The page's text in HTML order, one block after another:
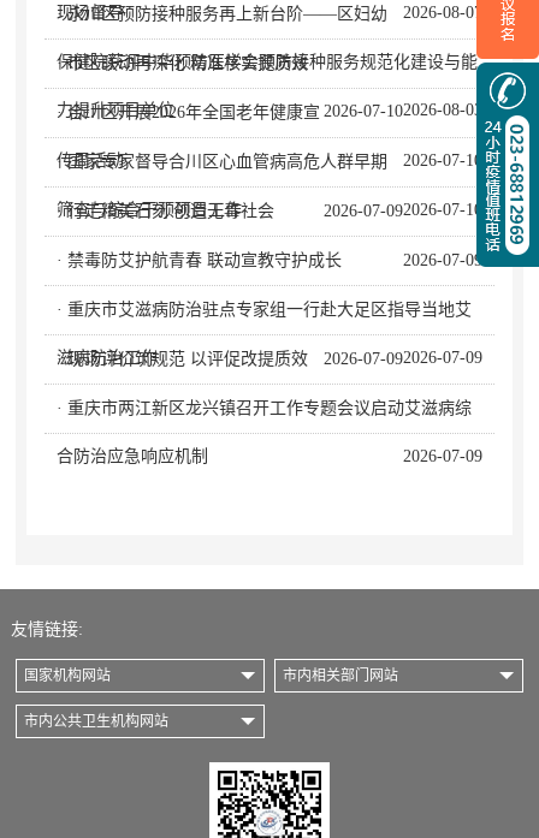
现场督导 2026-08-07
· 永川区预防接种服务再上新台阶——区妇幼
保健院获评中华预防医学会预防接种服务规范化建设与能
力提升项目单位 2026-08-03
· 市区联动再深化 精准核实提质效
2026-07-10
· 合川区开展2026年全国老年健康宣
传周活动 2026-07-10
· 国家专家督导合川区心血管病高危人群早期
筛查与综合干预项目工作 2026-07-10
· 行走精美石刻 创造无毒社会 2026-07-09
· 禁毒防艾护航青春 联动宣教守护成长 2026-07-09
· 重庆市艾滋病防治驻点专家组一行赴大足区指导当地艾
滋病防治工作 2026-07-09
· 现场评价筑规范 以评促改提质效 2026-07-09
· 重庆市两江新区龙兴镇召开工作专题会议启动艾滋病综
合防治应急响应机制 2026-07-09
友情链接:
国家机构网站 市内相关部门网站
市内公共卫生机构网站